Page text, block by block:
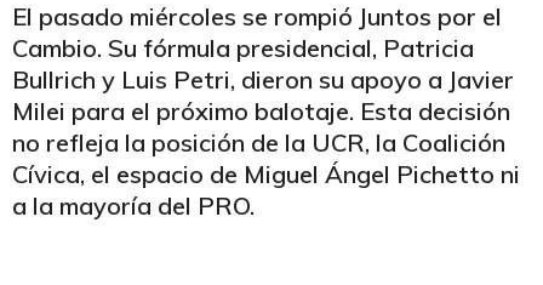
El pasado miércoles se rompió Juntos por el
Cambio. Su fórmula presidencial, Patricia
Bullrich y Luis Petri, dieron su apoyo a Javier
Milei para el próximo balotaje. Esta decisión
no refleja la posición de la UCR, la Coalición
Cívica, el espacio de Miguel Ángel Pichetto ni
a la mayoría del PRO.